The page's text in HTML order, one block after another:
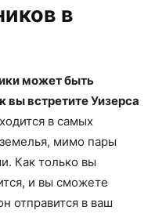
в
может быть
вы встретите Уизерса
в самых
мимо пары
Как только вы
и вы сможете
отправится в ваш